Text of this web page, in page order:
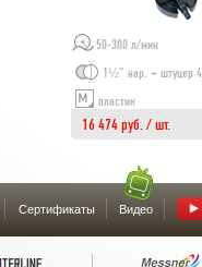
50-300 л/мин
1½” нар. + штуцер
пластик
16 474 руб. / шт.
Сертификаты Видео